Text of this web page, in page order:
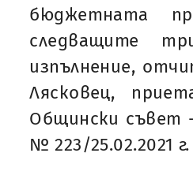
бюджетната
следващите
изпълнение,
Лясковец,
Общински съвет
№ 223/25.02.2021